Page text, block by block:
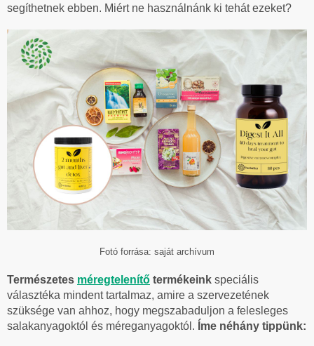
segíthetnek ebben. Miért ne használnánk ki tehát ezeket?
Fotó forrása: saját archívum
Természetes méregtelenítő termékeink speciális
választéka mindent tartalmaz, amire a szervezetének
szüksége van ahhoz, hogy megszabaduljon a felesleges
salakanyagoktól és méreganyagoktól. Íme néhány tippünk: